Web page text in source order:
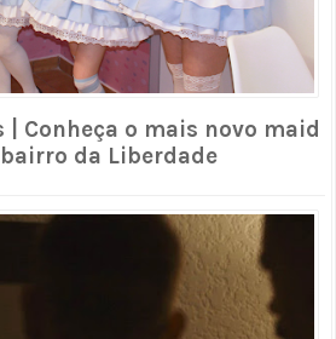
| Conheça o mais novo maid
da Liberdade